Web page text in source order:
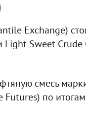
Exchange)
Sweet Crude
смесь
по